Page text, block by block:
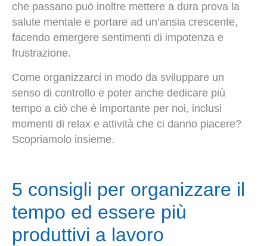
che passano può inoltre mettere a dura prova la
salute mentale e portare ad un’ansia crescente,
facendo emergere sentimenti di impotenza e
frustrazione.
Come organizzarci in modo da sviluppare un
senso di controllo e poter anche dedicare più
tempo a ciò che è importante per noi, inclusi
momenti di relax e attività che ci danno piacere?
Scopriamolo insieme.
5 consigli per organizzare il
tempo ed essere più
produttivi a lavoro